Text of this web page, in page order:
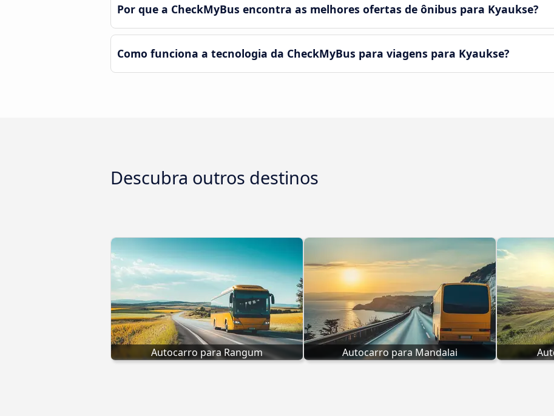
Por que a CheckMyBus encontra as melhores ofertas de ônibus para Kyaukse?
Como funciona a tecnologia da CheckMyBus para viagens para Kyaukse?
Descubra outros destinos
Autocarro para Rangum Autocarro para Mandalai